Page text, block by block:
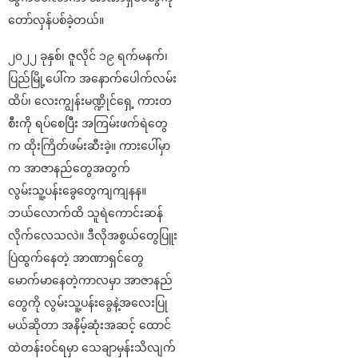
တော်လှန်ပစ်ခဲ့တယ်။
၂၀၂၂ ခုနှစ်၊ ဇူလိုင် ၁၉ ရက်မနက်၊
ပြည်မြို့ပေါ်က အနောက်ပေါက်လမ်း
ထိပ်၊ လေးကျွန်းမဏ္ဍိုင်ရှေ့ ကားတ
စီးကို ရပ်စေပြီး အကြမ်းဖက်ရဲတွေ
က ထိုးကြိတ်ဖမ်းဆီးခဲ့။ ကားပေါ်မှာ
က အာဇာနည်တွေအတွက်
လွမ်းသူ့ပန်းခွေတွေကျကျနန။
ဘယ်လောက်ထိ သူရဲကောင်းဆန်
လိုက်လေသလဲ။ ဒီလိုအစွယ်တွေပြူး
ပြဲထွက်နေတဲ့ အာဏာရှင်တွေ
မောက်မာနေတဲ့ကာလမှာ အာဇာနည်
တွေကို လွမ်းသူ့ပန်းခွေနဲ့အလေးပြု
မယ်ဆိုတာ အနိမ့်ဆုံးအဆင့် ထောင်
ထဲတန်းဝင်ရမှာ သေချာမှန်းသိလျက်